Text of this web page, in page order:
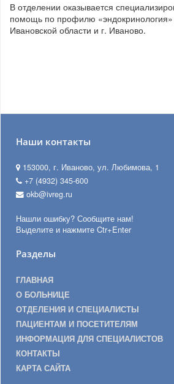
В отделении оказывается
помощь по профилю
Ивановской области и г. Иваново.
Наши контакты
153000, г. Иваново, ул. Любимова, 1
+7 (4932) 345-600
okb@ivreg.ru
Нашли ошибку? Сообщите нам!
Выделите и нажмите Ctr+Enter
Разделы
ГЛАВНАЯ
О БОЛЬНИЦЕ
ОТДЕЛЕНИЯ И СПЕЦИАЛИСТЫ
ПАЦИЕНТАМ И ПОСЕТИТЕЛЯМ
ИНФОРМАЦИЯ ДЛЯ СПЕЦИАЛИСТОВ
КОНТАКТЫ
КАРТА САЙТА